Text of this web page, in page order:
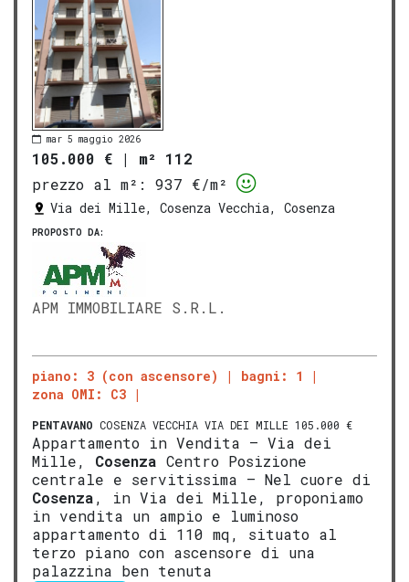
mar 5 maggio 2026
105.000 € | m² 112
prezzo al m²:
937 €/m²
Via dei Mille, Cosenza Vecchia, Cosenza
PROPOSTO DA:
APM IMMOBILIARE S.R.L.
piano: 3 (con ascensore)
bagni: 1
zona OMI: C3
PENTAVANO COSENZA VECCHIA VIA DEI MILLE 105.000 €
Appartamento in Vendita – Via dei
Mille, Cosenza Centro Posizione
centrale e servitissima – Nel cuore di
Cosenza, in Via dei Mille, proponiamo
in vendita un ampio e luminoso
appartamento di 110 mq, situato al
terzo piano con ascensore di una
palazzina ben tenuta